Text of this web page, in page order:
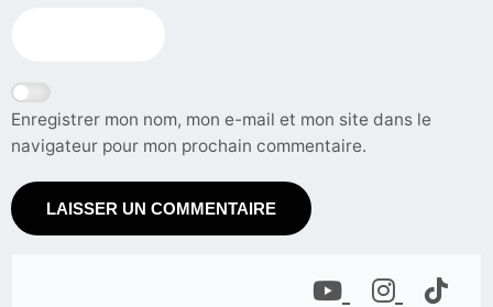
Enregistrer mon nom, mon e-mail et mon site dans le
navigateur pour mon prochain commentaire.